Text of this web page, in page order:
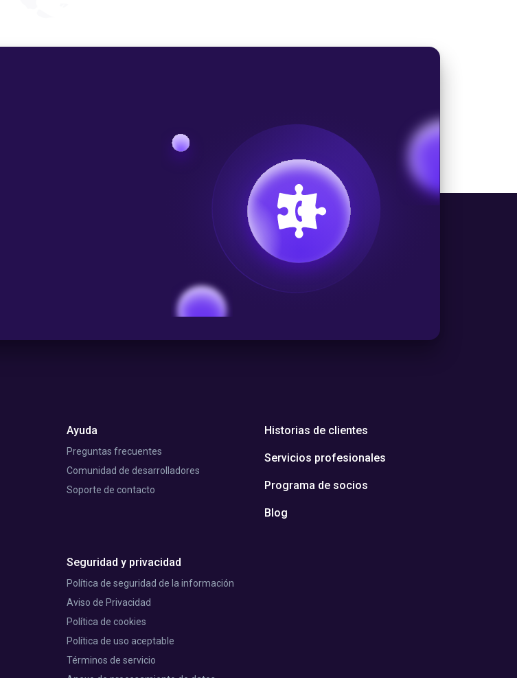
Ayuda
Preguntas frecuentes
Comunidad de desarrolladores
Soporte de contacto
Seguridad y privacidad
Política de seguridad de la información
Aviso de Privacidad
Política de cookies
Política de uso aceptable
Términos de servicio
Historias de clientes
Servicios profesionales
Programa de socios
Blog